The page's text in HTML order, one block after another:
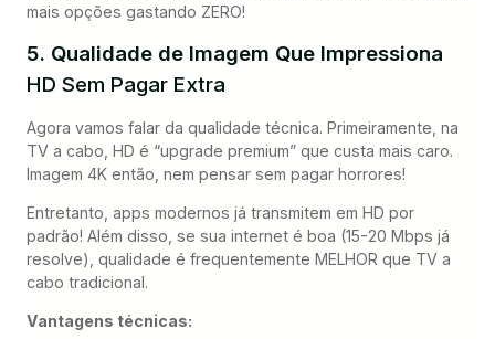
mais opções gastando ZERO!
5. Qualidade de Imagem Que Impressiona
HD Sem Pagar Extra
Agora vamos falar da qualidade técnica. Primeiramente, na
TV a cabo, HD é “upgrade premium” que custa mais caro.
Imagem 4K então, nem pensar sem pagar horrores!
Entretanto, apps modernos já transmitem em HD por
padrão! Além disso, se sua internet é boa (15-20 Mbps já
resolve), qualidade é frequentemente MELHOR que TV a
cabo tradicional.
Vantagens técnicas: